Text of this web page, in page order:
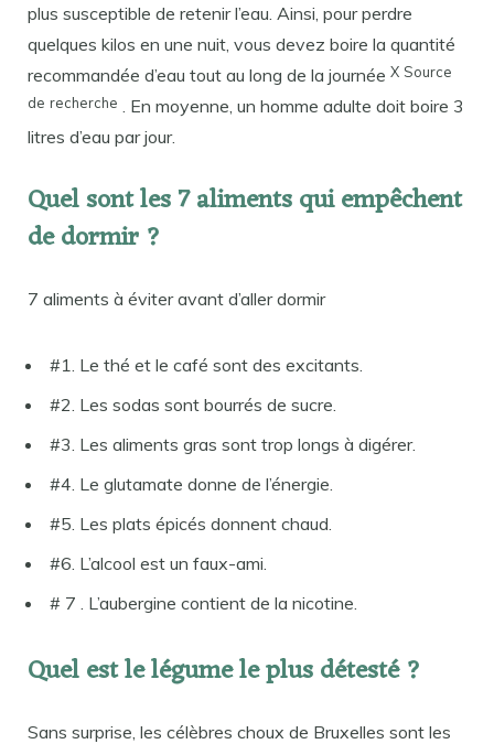
plus susceptible de retenir l’eau. Ainsi, pour perdre
quelques kilos en une nuit, vous devez boire la quantité
recommandée d’eau tout au long de la journée X Source
de recherche
. En moyenne, un homme adulte doit boire 3
litres d’eau par jour.
Quel sont les 7 aliments qui empêchent
de dormir ?
7 aliments à éviter avant d’aller dormir
#1. Le thé et le café sont des excitants.
#2. Les sodas sont bourrés de sucre.
#3. Les aliments gras sont trop longs à digérer.
#4. Le glutamate donne de l’énergie.
#5. Les plats épicés donnent chaud.
#6. L’alcool est un faux-ami.
# 7 . L’aubergine contient de la nicotine.
Quel est le légume le plus détesté ?
Sans surprise, les célèbres choux de Bruxelles sont les